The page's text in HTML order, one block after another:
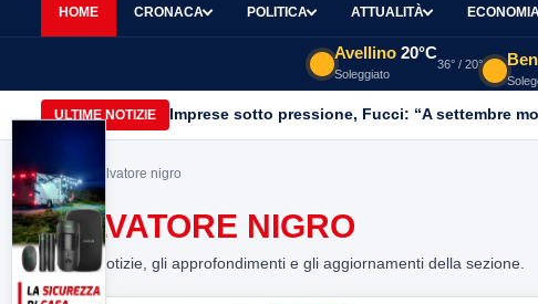
HOME CRONACA POLITICA ATTUALITÀ
Avellino 20°C
Soleggiato
36° / 20°
ULTIME NOTIZIE Imprese sotto pressione, Fucci: “A settembre
Home> salvatore nigro
SALVATORE NIGRO
Tutte le notizie, gli approfondimenti e gli aggiornamenti della sezione.